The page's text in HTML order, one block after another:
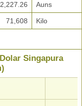
2,227.26 Auns
71,608 Kilo
Singapura